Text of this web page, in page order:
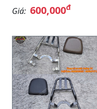
Giá: 600,000đ